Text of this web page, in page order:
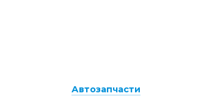
Автозапчасти